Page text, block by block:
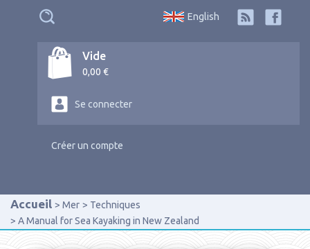
English
Vide
0,00 €
Se connecter
Créer un compte
Accueil Mer
Techniques
A Manual for Sea Kayaking in New Zealand